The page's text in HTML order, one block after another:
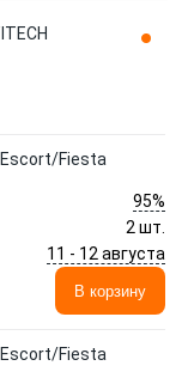
Fiesta
95%
2 шт.
11 - 12 августа
В корзину
Fiesta